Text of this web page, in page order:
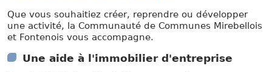
Que vous souhaitiez créer, reprendre ou développer
une activité, la Communauté de Communes Mirebellois
et Fontenois vous accompagne.
Une aide à l'immobilier d'entreprise